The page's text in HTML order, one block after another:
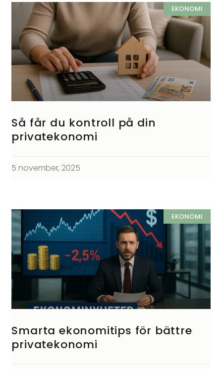
EKONOMI
Så får du kontroll på din
privatekonomi
5 november, 2025
EKONOMI
Smarta ekonomitips för bättre
privatekonomi